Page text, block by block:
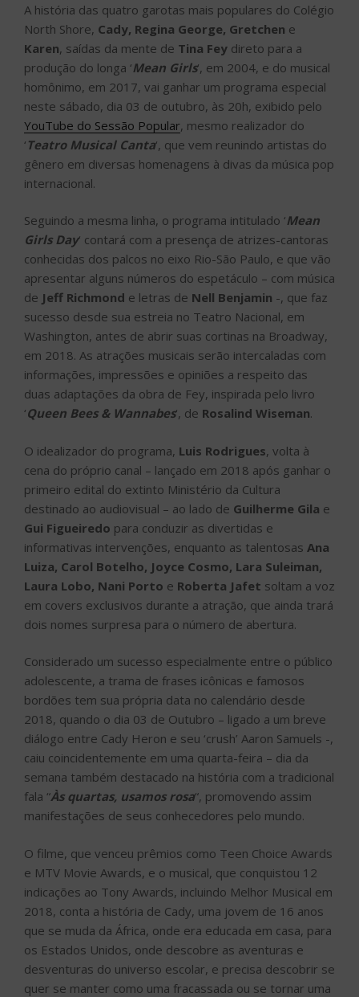
A história das quatro garotas mais populares do Colégio
North Shore, Cady, Regina George, Gretchen e
Karen, saídas da mente de Tina Fey direto para a
produção do longa ‘Mean Girls‘, em 2004, e do musical
homônimo, em 2017, vai ganhar um programa especial
neste sábado, dia 03 de outubro, às 20h, exibido pelo
YouTube do Sessão Popular, mesmo realizador do
‘ Teatro Musical Canta‘, que vem reunindo artistas do
gênero em diversas homenagens à divas da música pop
internacional.
Seguindo a mesma linha, o programa intitulado ‘Mean
Girls Day‘ contará com a presença de atrizes-cantoras
conhecidas dos palcos no eixo Rio-São Paulo, e que vão
apresentar alguns números do espetáculo – com música
de Jeff Richmond e letras de Nell Benjamin -, que faz
sucesso desde sua estreia no Teatro Nacional, em
Washington, antes de abrir suas cortinas na Broadway,
em 2018. As atrações musicais serão intercaladas com
informações, impressões e opiniões a respeito das
duas adaptações da obra de Fey, inspirada pelo livro
‘Queen Bees & Wannabes‘, de Rosalind Wiseman.
O idealizador do programa, Luis Rodrigues, volta à
cena do próprio canal – lançado em 2018 após ganhar o
primeiro edital do extinto Ministério da Cultura
destinado ao audiovisual – ao lado de Guilherme Gila e
Gui Figueiredo para conduzir as divertidas e
informativas intervenções, enquanto as talentosas Ana
Luiza, Carol Botelho, Joyce Cosmo, Lara Suleiman,
Laura Lobo, Nani Porto e Roberta Jafet soltam a voz
em covers exclusivos durante a atração, que ainda trará
dois nomes surpresa para o número de abertura.
Considerado um sucesso especialmente entre o público
adolescente, a trama de frases icônicas e famosos
bordões tem sua própria data no calendário desde
2018, quando o dia 03 de Outubro – ligado a um breve
diálogo entre Cady Heron e seu ‘crush’ Aaron Samuels -,
caiu coincidentemente em uma quarta-feira – dia da
semana também destacado na história com a tradicional
fala “Às quartas, usamos rosa“, promovendo assim
manifestações de seus conhecedores pelo mundo.
O filme, que venceu prêmios como Teen Choice Awards
e MTV Movie Awards, e o musical, que conquistou 12
indicações ao Tony Awards, incluindo Melhor Musical em
2018, conta a história de Cady, uma jovem de 16 anos
que se muda da África, onde era educada em casa, para
os Estados Unidos, onde descobre as aventuras e
desventuras do universo escolar, e precisa descobrir se
quer se manter como uma fracassada ou se tornar uma